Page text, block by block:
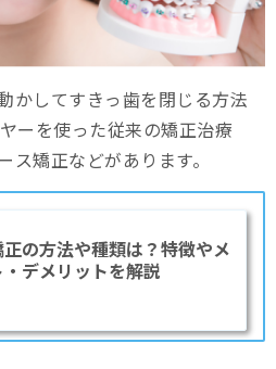
かしてすきっ歯を閉じる方法
ーを使った従来の矯正治療
矯正などがあります。
の方法や種類は？特徴やメ
・デメリットを解説